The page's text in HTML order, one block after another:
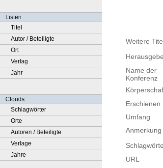
Listen
Titel
Autor / Beteiligte
Ort
Verlag
Jahr
Clouds
Schlagwörter
Orte
Autoren / Beteiligte
Verlage
Jahre
Weitere
Name der
Konferenz
Erschienen
Umfang
Anmerkung
URL